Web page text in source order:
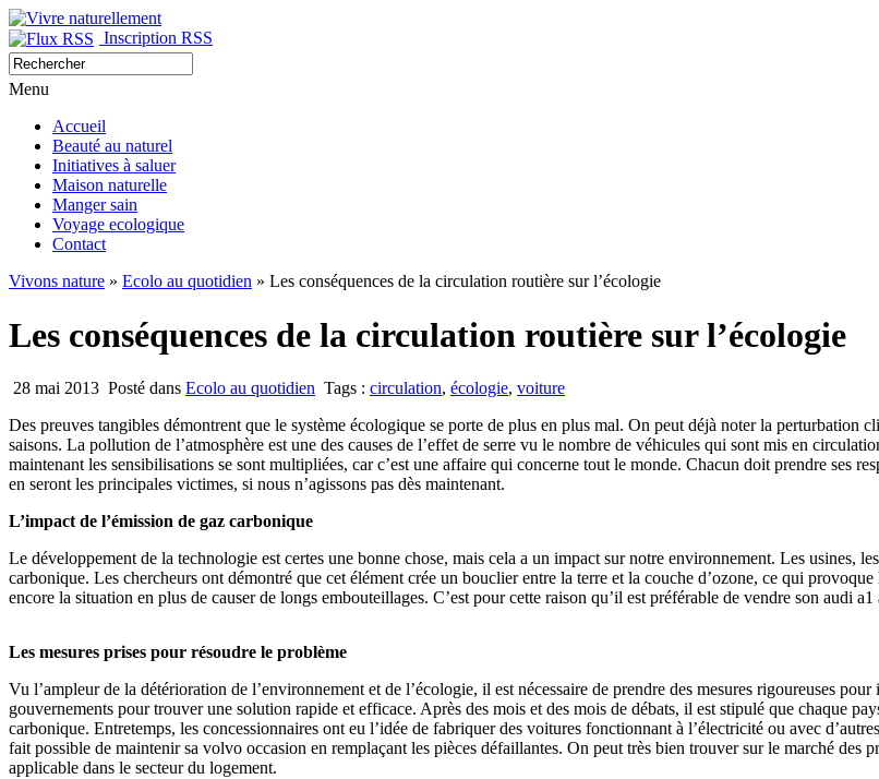
Inscription RSS
Menu
Accueil
Beauté au naturel
Initiatives à saluer
Maison naturelle
Manger sain
Voyage ecologique
Contact
Vivons nature » Ecolo au quotidien » Les conséquences de la circulation routière sur l’écologie
Les conséquences de la circulation routière sur l’écologie
28 mai 2013 Posté dans Ecolo au quotidien Tags : circulation, écologie, voiture
Des preuves tangibles démontrent que le système écologique se porte de plus en plus mal. On peut déjà noter la perturbation
saisons. La pollution de l’atmosphère est une des causes de l’effet de serre vu le nombre de véhicules qui sont mis en
maintenant les sensibilisations se sont multipliées, car c’est une affaire qui concerne tout le monde. Chacun doit prendre ses
en seront les principales victimes, si nous n’agissons pas dès maintenant.
L’impact de l’émission de gaz carbonique
Le développement de la technologie est certes une bonne chose, mais cela a un impact sur notre environnement. Les usines,
carbonique. Les chercheurs ont démontré que cet élément crée un bouclier entre la terre et la couche d’ozone, ce qui
encore la situation en plus de causer de longs embouteillages. C’est pour cette raison qu’il est préférable de vendre son audi
Les mesures prises pour résoudre le problème
Vu l’ampleur de la détérioration de l’environnement et de l’écologie, il est nécessaire de prendre des mesures rigoureuses
gouvernements pour trouver une solution rapide et efficace. Après des mois et des mois de débats, il est stipulé que chaque
carbonique. Entretemps, les concessionnaires ont eu l’idée de fabriquer des voitures fonctionnant à l’électricité ou avec
fait possible de maintenir sa volvo occasion en remplaçant les pièces défaillantes. On peut très bien trouver sur le marché des
applicable dans le secteur du logement.